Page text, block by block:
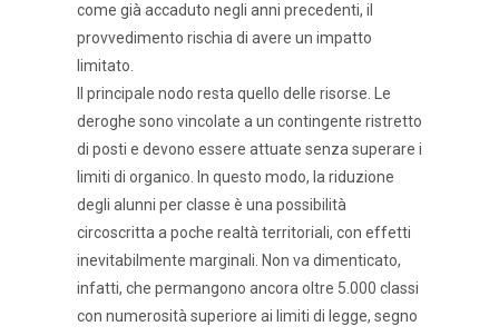
come già accaduto negli anni precedenti, il
provvedimento rischia di avere un impatto
limitato.
Il principale nodo resta quello delle risorse. Le
deroghe sono vincolate a un contingente ristretto
di posti e devono essere attuate senza superare i
limiti di organico. In questo modo, la riduzione
degli alunni per classe è una possibilità
circoscritta a poche realtà territoriali, con effetti
inevitabilmente marginali. Non va dimenticato,
infatti, che permangono ancora oltre 5.000 classi
con numerosità superiore ai limiti di legge, segno